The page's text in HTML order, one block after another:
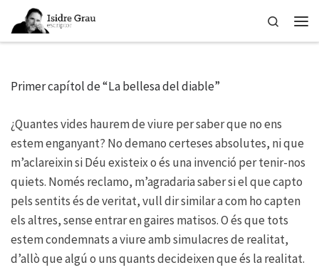
Skip to content
Search
Primer capítol de “La bellesa del diable”
¿Quantes vides haurem de viure per saber que no ens
estem enganyant? No demano certeses absolutes, ni que
m’aclareixin si Déu existeix o és una invenció per tenir-nos
quiets. Només reclamo, m’agradaria saber si el que capto
pels sentits és de veritat, vull dir similar a com ho capten
els altres, sense entrar en gaires matisos. O és que tots
estem condemnats a viure amb simulacres de realitat,
d’allò que algú o uns quants decideixen que és la realitat.